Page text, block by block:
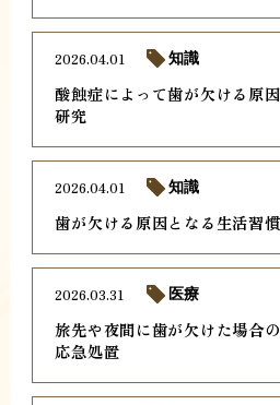
酸蝕症によって歯が欠ける原
研究
2026.04.01 知識
歯が欠ける原因となる生活習
2026.04.01 知識
旅先や夜間に歯が欠けた場合
応急処置
2026.03.31 医療